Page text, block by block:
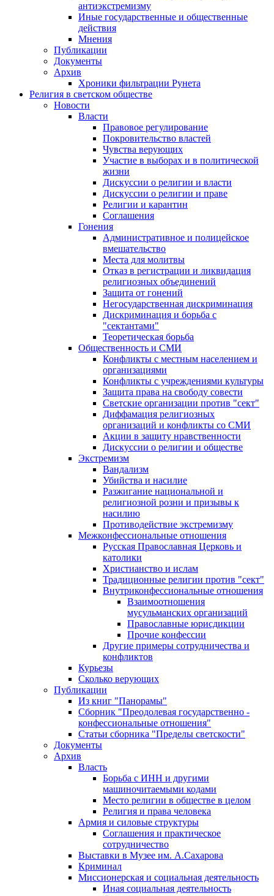
антиэкстремизму
Иные государственные и общественные
действия
Мнения
Публикации
Документы
Архив
Хроники фильтрации Рунета
Религия в светском обществе
Новости
Власти
Правовое регулирование
Покровительство властей
Чувства верующих
Участие в выборах и в политической
жизни
Дискуссии о религии и власти
Дискуссии о религии и праве
Религии и карантин
Соглашения
Гонения
Административное и полицейское
вмешательство
Места для молитвы
Отказ в регистрации и ликвидация
религиозных объединений
Защита от гонений
Негосударственная дискриминация
Дискриминация и борьба с
"сектантами"
Теоретическая борьба
Общественность и СМИ
Конфликты с местным населением и
организациями
Конфликты с учреждениями культуры
Защита права на свободу совести
Светские организации против "сект"
Диффамация религиозных
организаций и конфликты со СМИ
Акции в защиту нравственности
Дискуссии о религии и обществе
Экстремизм
Вандализм
Убийства и насилие
Разжигание национальной и
религиозной розни и призывы к
насилию
Противодействие экстремизму
Межконфессиональные отношения
Русская Православная Церковь и
католики
Христианство и ислам
Традиционные религии против "сект"
Внутриконфессиональные отношения
Взаимоотношения
мусульманских организаций
Православные юрисдикции
Прочие конфессии
Другие примеры сотрудничества и
конфликтов
Курьезы
Сколько верующих
Публикации
Из книг "Панорамы"
Сборник "Преодолевая государственно -
конфессиональные отношения"
Статьи сборника "Пределы светскости"
Документы
Архив
Власть
Борьба с ИНН и другими
машиночитаемыми кодами
Место религии в обществе в целом
Религия и права человека
Армия и силовые структуры
Соглашения и практическое
сотрудничество
Выставки в Музее им. А.Сахарова
Криминал
Миссионерская и социальная деятельность
Иная социальная деятельность